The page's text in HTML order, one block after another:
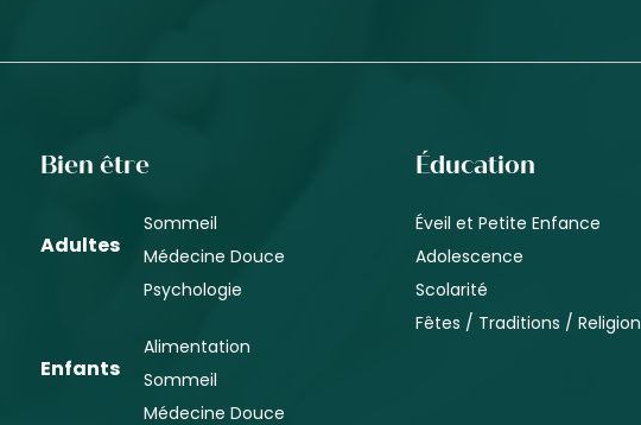
Bien être
Adultes
Sommeil
Médecine Douce
Psychologie
Enfants
Alimentation
Sommeil
Médecine Douce
Éducation
Éveil et Petite Enfance
Adolescence
Scolarité
Fêtes / Traditions / Religion